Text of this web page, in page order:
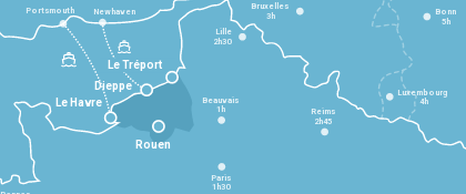
Le Havre
Dieppe
Le Tréport
Paris
1h30
Beauvais
1h Reims
2h45
Lille
2h30
Bruxelles
3h
Newhaven
Portsmouth Bonn
5h
Luxembourg
4h
Rouen